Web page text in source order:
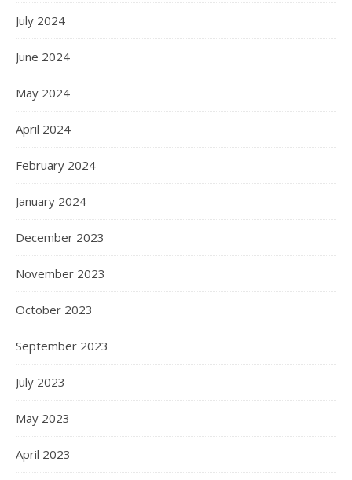
July 2024
June 2024
May 2024
April 2024
February 2024
January 2024
December 2023
November 2023
October 2023
September 2023
July 2023
May 2023
April 2023